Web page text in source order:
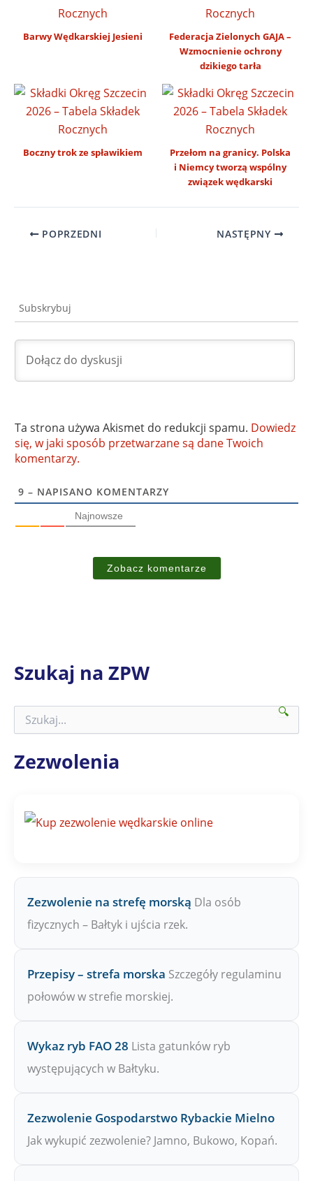
Barwy Wędkarskiej Jesieni
Federacja Zielonych GAJA –
Wzmocnienie ochrony
dzikiego tarła
Boczny trok ze spławikiem
Przełom na granicy. Polska
i Niemcy tworzą wspólny
związek wędkarski
POPRZEDNI NASTĘPNY
Subskrybuj
Ta strona używa Akismet do redukcji spamu. Dowiedz
się, w jaki sposób przetwarzane są dane Twoich
komentarzy.
9 – NAPISANO KOMENTARZY
Najnowsze
Zobacz komentarze
Szukaj na ZPW
k
a
🔍
Zezwolenia
Zezwolenie na strefę morską Dla osób
fizycznych – Bałtyk i ujścia rzek.
Przepisy – strefa morska Szczegóły regulaminu
połowów w strefie morskiej.
Wykaz ryb FAO 28 Lista gatunków ryb
występujących w Bałtyku.
Zezwolenie Gospodarstwo Rybackie Mielno
Jak wykupić zezwolenie? Jamno, Bukowo, Kopań.